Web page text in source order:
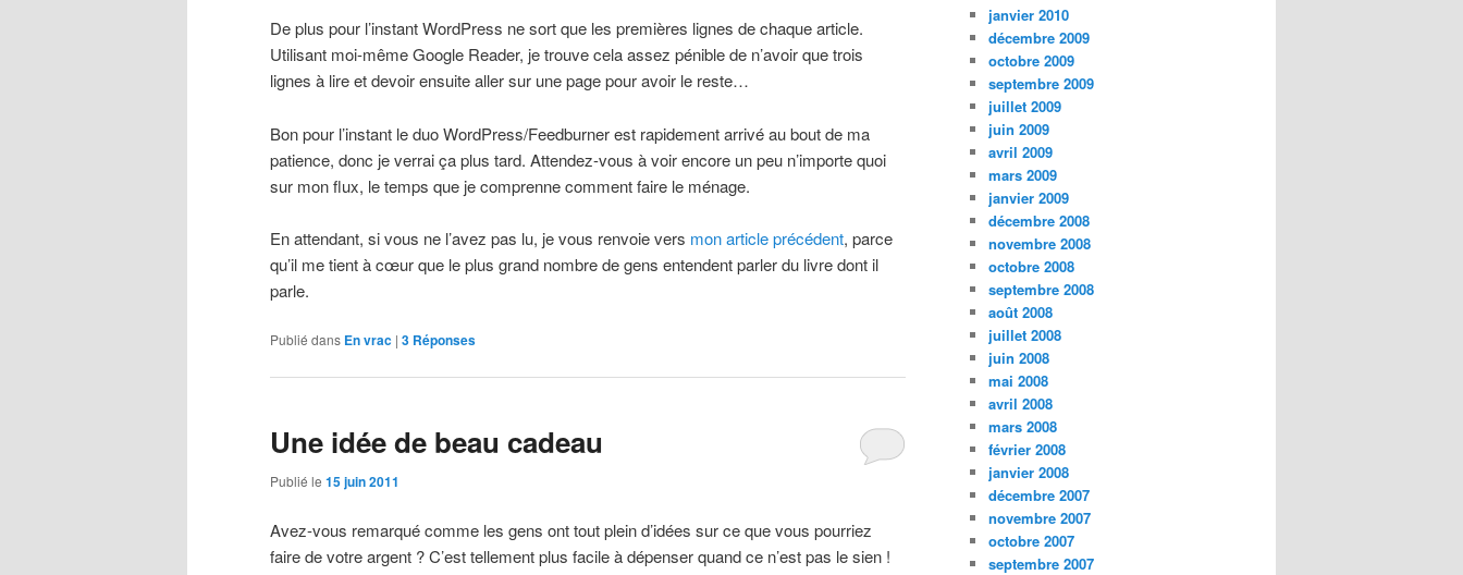
De plus pour l’instant WordPress ne sort que les premières lignes de chaque article.
Utilisant moi-même Google Reader, je trouve cela assez pénible de n’avoir que trois
lignes à lire et devoir ensuite aller sur une page pour avoir le reste…
Bon pour l’instant le duo WordPress/Feedburner est rapidement arrivé au bout de ma
patience, donc je verrai ça plus tard. Attendez-vous à voir encore un peu n’importe quoi
sur mon flux, le temps que je comprenne comment faire le ménage.
En attendant, si vous ne l’avez pas lu, je vous renvoie vers mon article précédent, parce
qu’il me tient à cœur que le plus grand nombre de gens entendent parler du livre dont il
parle.
Publié dans En vrac | 3 Réponses
Une idée de beau cadeau
Publié le 15 juin 2011
Avez-vous remarqué comme les gens ont tout plein d’idées sur ce que vous pourriez
faire de votre argent ? C’est tellement plus facile à dépenser quand ce n’est pas le sien !
janvier 2010
décembre 2009
octobre 2009
septembre 2009
juillet 2009
juin 2009
avril 2009
mars 2009
janvier 2009
décembre 2008
novembre 2008
octobre 2008
septembre 2008
août 2008
juillet 2008
juin 2008
mai 2008
avril 2008
mars 2008
février 2008
janvier 2008
décembre 2007
novembre 2007
octobre 2007
septembre 2007